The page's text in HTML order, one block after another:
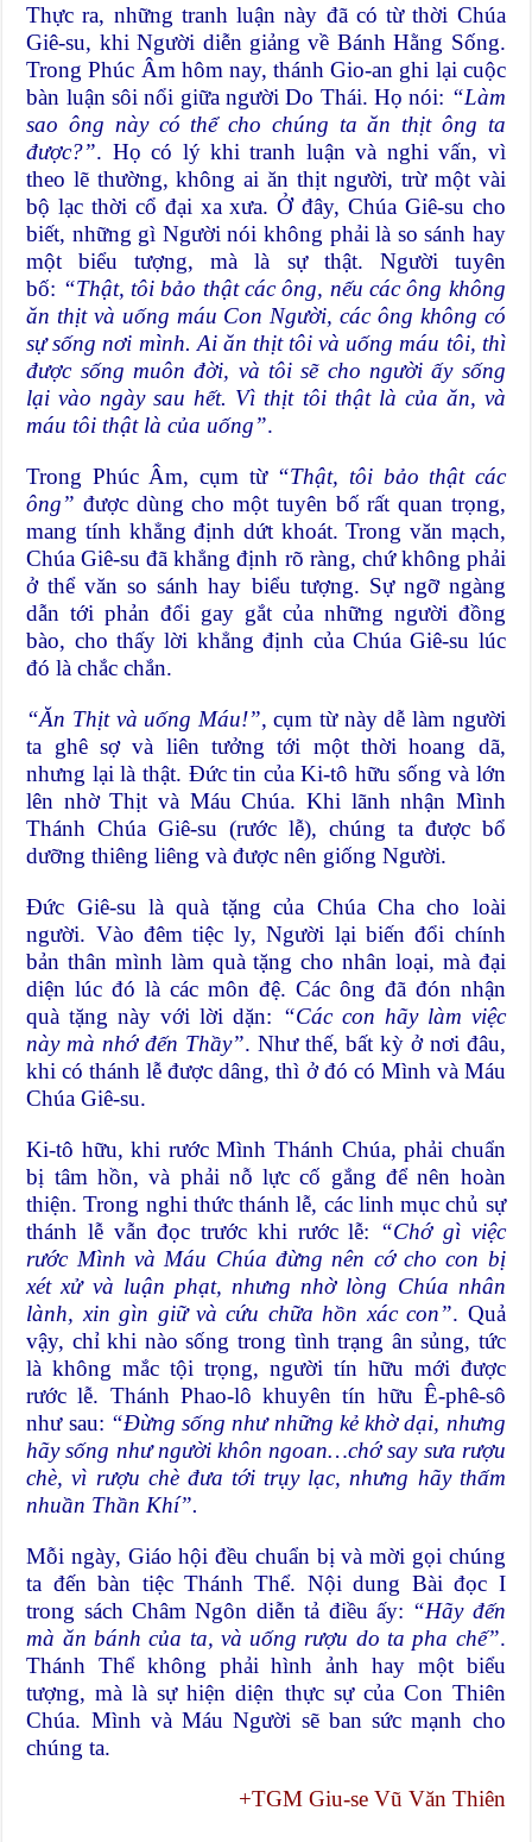
Thực ra, những tranh luận này đã có từ thời Chúa
Giê-su, khi Người diễn giảng về Bánh Hằng Sống.
Trong Phúc Âm hôm nay, thánh Gio-an ghi lại cuộc
bàn luận sôi nổi giữa người Do Thái. Họ nói: “Làm
sao ông này có thể cho chúng ta ăn thịt ông ta
được?”. Họ có lý khi tranh luận và nghi vấn, vì
theo lẽ thường, không ai ăn thịt người, trừ một vài
bộ lạc thời cổ đại xa xưa. Ở đây, Chúa Giê-su cho
biết, những gì Người nói không phải là so sánh hay
một biểu tượng, mà là sự thật. Người tuyên
bố: “Thật, tôi bảo thật các ông, nếu các ông không
ăn thịt và uống máu Con Người, các ông không có
sự sống nơi mình. Ai ăn thịt tôi và uống máu tôi, thì
được sống muôn đời, và tôi sẽ cho người ấy sống
lại vào ngày sau hết. Vì thịt tôi thật là của ăn, và
máu tôi thật là của uống”.
Trong Phúc Âm, cụm từ “Thật, tôi bảo thật các
ông” được dùng cho một tuyên bố rất quan trọng,
mang tính khẳng định dứt khoát. Trong văn mạch,
Chúa Giê-su đã khẳng định rõ ràng, chứ không phải
ở thể văn so sánh hay biểu tượng. Sự ngỡ ngàng
dẫn tới phản đổi gay gắt của những người đồng
bào, cho thấy lời khẳng định của Chúa Giê-su lúc
đó là chắc chắn.
“Ăn Thịt và uống Máu!”, cụm từ này dễ làm người
ta ghê sợ và liên tưởng tới một thời hoang dã,
nhưng lại là thật. Đức tin của Ki-tô hữu sống và lớn
lên nhờ Thịt và Máu Chúa. Khi lãnh nhận Mình
Thánh Chúa Giê-su (rước lễ), chúng ta được bổ
dưỡng thiêng liêng và được nên giống Người.
Đức Giê-su là quà tặng của Chúa Cha cho loài
người. Vào đêm tiệc ly, Người lại biến đổi chính
bản thân mình làm quà tặng cho nhân loại, mà đại
diện lúc đó là các môn đệ. Các ông đã đón nhận
quà tặng này với lời dặn: “Các con hãy làm việc
này mà nhớ đến Thầy”. Như thế, bất kỳ ở nơi đâu,
khi có thánh lễ được dâng, thì ở đó có Mình và Máu
Chúa Giê-su.
Ki-tô hữu, khi rước Mình Thánh Chúa, phải chuẩn
bị tâm hồn, và phải nỗ lực cố gắng để nên hoàn
thiện. Trong nghi thức thánh lễ, các linh mục chủ sự
thánh lễ vẫn đọc trước khi rước lễ: “Chớ gì việc
rước Mình và Máu Chúa đừng nên cớ cho con bị
xét xử và luận phạt, nhưng nhờ lòng Chúa nhân
lành, xin gìn giữ và cứu chữa hồn xác con”. Quả
vậy, chỉ khi nào sống trong tình trạng ân sủng, tức
là không mắc tội trọng, người tín hữu mới được
rước lễ. Thánh Phao-lô khuyên tín hữu Ê-phê-sô
như sau: “Đừng sống như những kẻ khờ dại, nhưng
hãy sống như người khôn ngoan…chớ say sưa rượu
chè, vì rượu chè đưa tới trụy lạc, nhưng hãy thấm
nhuần Thần Khí”.
Mỗi ngày, Giáo hội đều chuẩn bị và mời gọi chúng
ta đến bàn tiệc Thánh Thể. Nội dung Bài đọc I
trong sách Châm Ngôn diễn tả điều ấy: “Hãy đến
mà ăn bánh của ta, và uống rượu do ta pha chế”.
Thánh Thể không phải hình ảnh hay một biểu
tượng, mà là sự hiện diện thực sự của Con Thiên
Chúa. Mình và Máu Người sẽ ban sức mạnh cho
chúng ta.
+TGM Giu-se Vũ Văn Thiên